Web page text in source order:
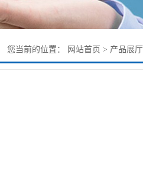
您当前的位置： 网站首页 > 产品展厅